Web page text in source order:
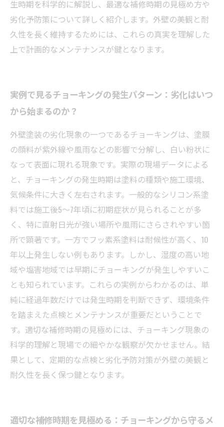
生時期を科学的に解説し、最適な補修時期の見極め方や
劣化予防策について詳しく紹介します。外壁の美観と耐
久性を長く維持するためには、これらの真実を理解した
上で計画的なメンテナンスが鍵となります。
実例で見るチョーキングの発生パターン：劣化はいつ
から始まるのか？
外壁塗装の劣化現象の一つであるチョーキングは、塗膜
の顔料が紫外線や風雨などの影響で分解し、白い粉状に
なって表面に現れる現象です。実際の現場データによる
と、チョーキングの発生時期は塗料の種類や施工環境、
気候条件に大きく左右されます。一般的なシリコン系塗
料では施工後5〜7年頃に初期症状が見られることが多
く、特に直射日光が強い場所や風雨にさらされやすい箇
所で顕著です。一方でフッ素系塗料は耐候性が高く、10
年以上発生しない例もあります。しかし、湿度の高い地
域や塩害地域では早期にチョーキングが発生しやすいこ
とも知られています。これらの実例からわかるのは、単
純に経過年数だけでは発生時期を判断できず、環境条件
を踏まえた点検とメンテナンスが重要だということで
す。適切な補修時期の見極めには、チョーキング現象の
科学的理解と現場での細やかな観察が欠かせません。結
果として、定期的な点検と劣化予防対策が外壁の美観と
耐久性を長く保つ鍵となります。
適切な補修時期を見極める：チョーキングから守るメ